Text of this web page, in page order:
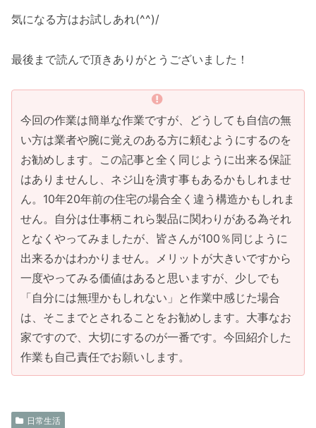
気になる方はお試しあれ(^^)/
最後まで読んで頂きありがとうございました！
今回の作業は簡単な作業ですが、どうしても自信の無
い方は業者や腕に覚えのある方に頼むようにするのを
お勧めします。この記事と全く同じように出来る保証
はありませんし、ネジ山を潰す事もあるかもしれませ
ん。10年20年前の住宅の場合全く違う構造かもしれま
せん。自分は仕事柄これら製品に関わりがある為それ
となくやってみましたが、皆さんが100％同じように
出来るかはわかりません。メリットが大きいですから
一度やってみる価値はあると思いますが、少しでも
「自分には無理かもしれない」と作業中感じた場合
は、そこまでとされることをお勧めします。大事なお
家ですので、大切にするのが一番です。今回紹介した
作業も自己責任でお願いします。
日常生活